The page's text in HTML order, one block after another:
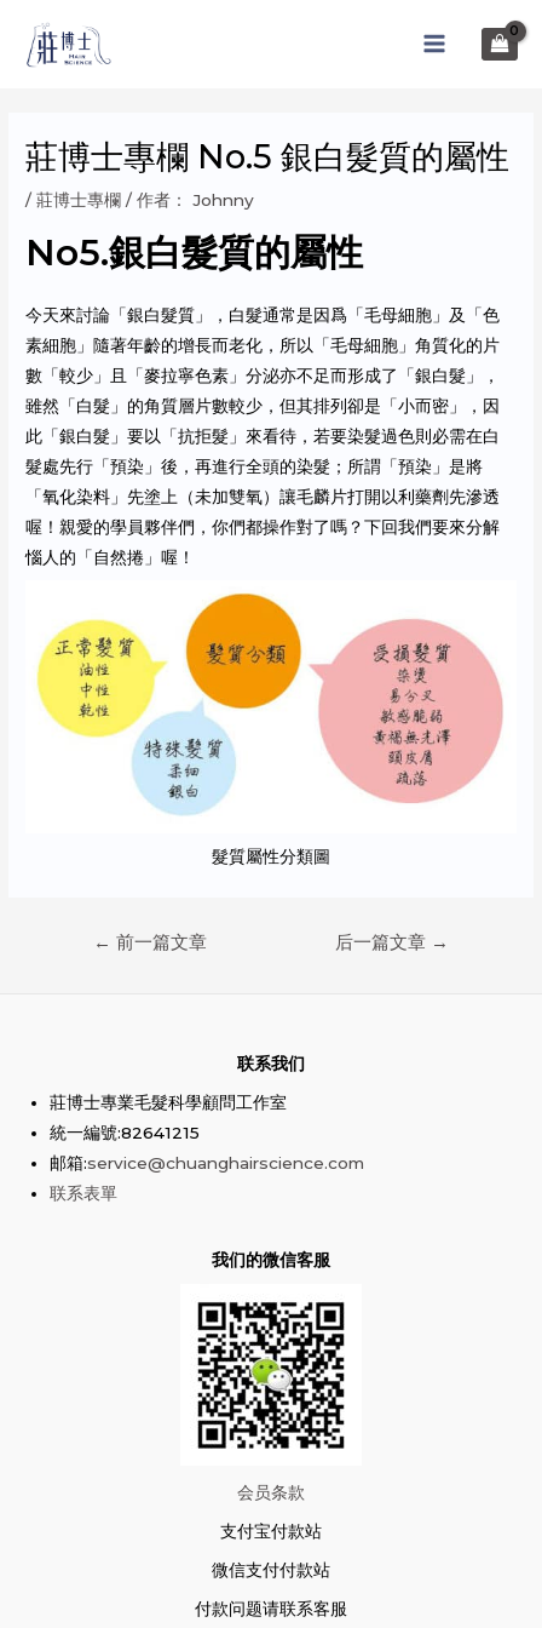
MAIN
莊博士專欄 No.5 銀白髮質的屬性
/莊博士專欄 / 作者： Johnny
No5.銀白髮質的屬性
今天來討論「銀白髮質」，白髮通常是因爲「毛母細胞」及「色
素細胞」隨著年齡的增長而老化，所以「毛母細胞」角質化的片
數「較少」且「麥拉寧色素」分泌亦不足而形成了「銀白髮」，
雖然「白髮」的角質層片數較少，但其排列卻是「小而密」，因
此「銀白髮」要以「抗拒髮」來看待，若要染髮過色則必需在白
髮處先行「預染」後，再進行全頭的染髮；所謂「預染」是將
「氧化染料」先塗上（未加雙氧）讓毛麟片打開以利藥劑先滲透
喔！親愛的學員夥伴們，你們都操作對了嗎？下回我們要來分解
惱人的「自然捲」喔！
髮質屬性分類圖
← 前一篇文章 后一篇文章 →
联系我们
莊博士專業毛髮科學顧問工作室
統一編號:82641215
邮箱:service@chuanghairscience.com
联系表單
我们的微信客服
会员条款
支付宝付款站
微信支付付款站
付款问题请联系客服